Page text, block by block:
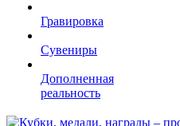
Гравировка
Сувениры
Дополненная
реальность